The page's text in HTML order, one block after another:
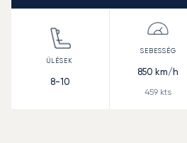
8-10
850 km/h
459 kts